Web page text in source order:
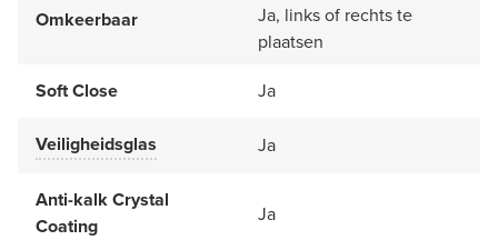
Omkeerbaar
Ja, links of rechts te
plaatsen
Soft Close
Ja
Veiligheidsglas Ja
Anti-kalk Crystal
Coating
Ja